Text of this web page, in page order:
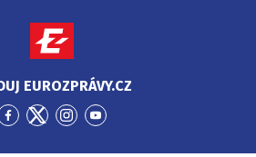
EUROZPRÁVY.CZ
PřejítPřejítPřejítPřejít